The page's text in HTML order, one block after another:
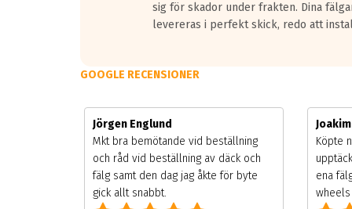
sig för skador under frakten. Dina
levereras i perfekt skick, redo att
GOOGLE RECENSIONER
Jörgen Englund
Mkt bra bemötande vid beställning
och råd vid beställning av däck och
fälg samt den dag jag åkte för byte
gick allt snabbt.
Köpte
ena